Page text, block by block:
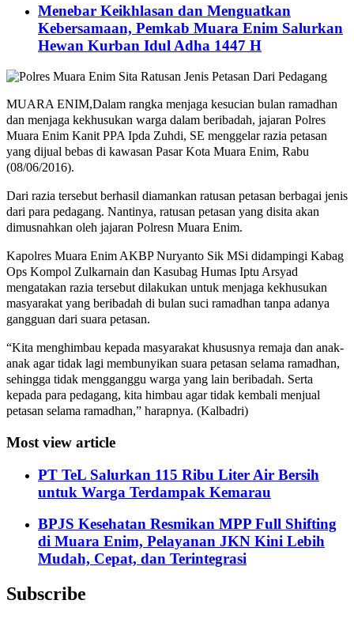
Menebar Keikhlasan dan Menguatkan
Kebersamaan, Pemkab Muara Enim Salurkan
Hewan Kurban Idul Adha 1447 H
MUARA ENIM,Dalam rangka menjaga kesucian bulan ramadhan
dan menjaga kekhusukan warga dalam beribadah, jajaran Polres
Muara Enim Kanit PPA Ipda Zuhdi, SE menggelar razia petasan
yang dijual bebas di kawasan Pasar Kota Muara Enim, Rabu
(08/06/2016).
Dari razia tersebut berhasil diamankan ratusan petasan berbagai jenis
dari para pedagang. Nantinya, ratusan petasan yang disita akan
dimusnahkan oleh jajaran Polresn Muara Enim.
Kapolres Muara Enim AKBP Nuryanto Sik MSi didampingi Kabag
Ops Kompol Zulkarnain dan Kasubag Humas Iptu Arsyad
mengatakan razia tersebut dilakukan untuk menjaga kekhusukan
masyarakat yang beribadah di bulan suci ramadhan tanpa adanya
gangguan dari suara petasan.
“Kita menghimbau kepada masyarakat khususnya remaja dan anak-
anak agar tidak lagi membunyikan suara petasan selama ramadhan,
sehingga tidak mengganggu warga yang lain beribadah. Serta
kepada para pedagang, kita himbau agar tidak kembali menjual
petasan selama ramadhan,” harapnya. (Kalbadri)
Most view article
PT TeL Salurkan 115 Ribu Liter Air Bersih
untuk Warga Terdampak Kemarau
BPJS Kesehatan Resmikan MPP Full Shifting
di Muara Enim, Pelayanan JKN Kini Lebih
Mudah, Cepat, dan Terintegrasi
Subscribe